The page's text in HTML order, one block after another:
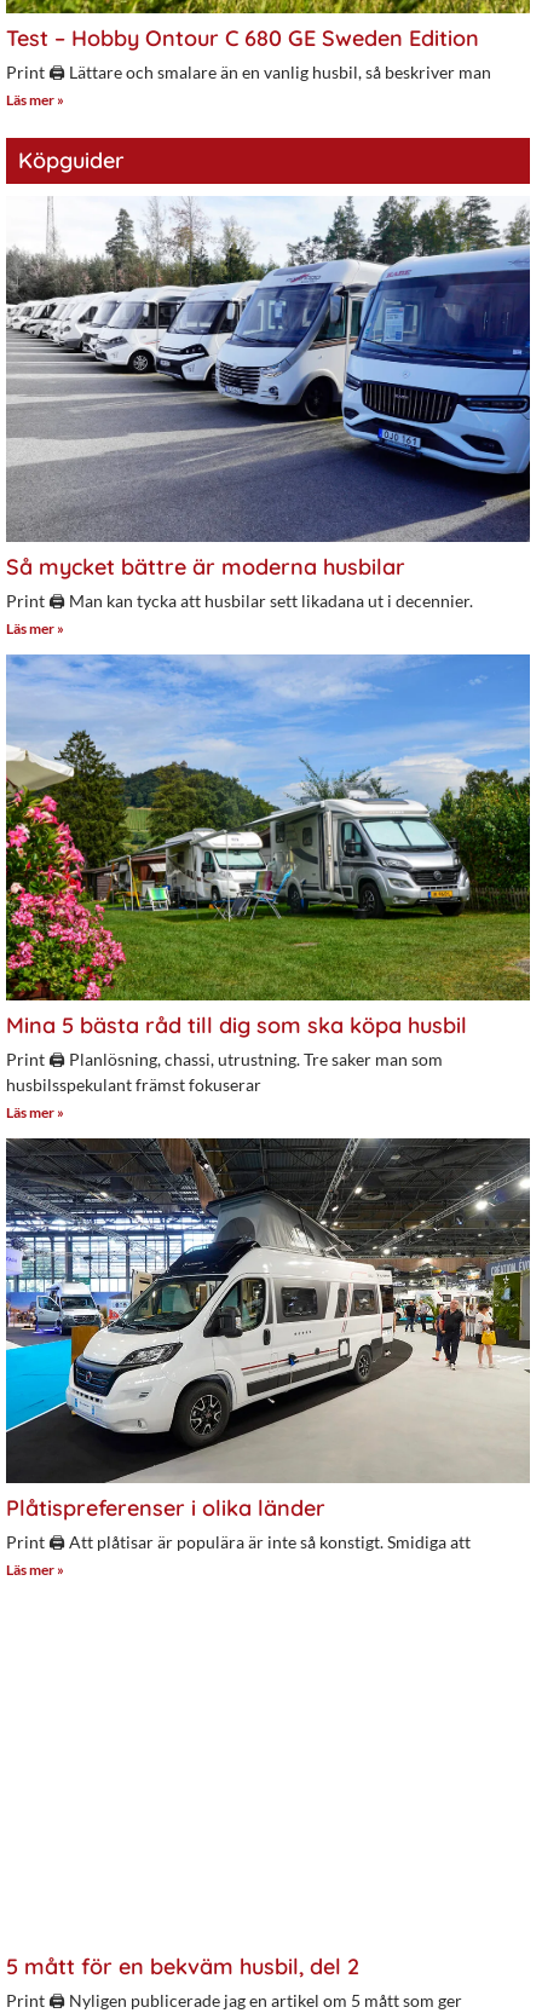
Test – Hobby Ontour C 680 GE Sweden Edition
Print 🖨 Lättare och smalare än en vanlig husbil, så beskriver man
Läs mer »
Köpguider
Så mycket bättre är moderna husbilar
Print 🖨 Man kan tycka att husbilar sett likadana ut i decennier.
Läs mer »
Mina 5 bästa råd till dig som ska köpa husbil
Print 🖨 Planlösning, chassi, utrustning. Tre saker man som
husbilsspekulant främst fokuserar
Läs mer »
Plåtispreferenser i olika länder
Print 🖨 Att plåtisar är populära är inte så konstigt. Smidiga att
Läs mer »
5 mått för en bekväm husbil, del 2
Print 🖨 Nyligen publicerade jag en artikel om 5 mått som ger